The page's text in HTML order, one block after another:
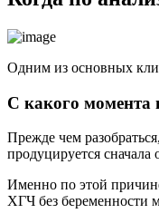
Одним из основных
С какого момента
Прежде чем
продуцируется сначала
Именно по этой
ХГЧ без беременности